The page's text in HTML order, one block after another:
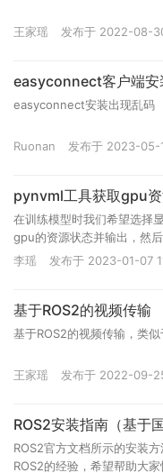
王家瑶 发布于 2022-08-
easyconnect客户端安
easyconnect安装出现乱码
Ruonan 发布于 2023-05-
pynvml工具获取gpu
在训练模型时我们希望选择
gpu的资源状态并输出，然
李瑶 发布于 2023-01-07
基于ROS2的视频传输
基于ROS2的视频传输，类
王家瑶 发布于 2022-09-
ROS2安装指南（基于
ROS2官方文档所示的安装
ROS2的经验，希望帮助大